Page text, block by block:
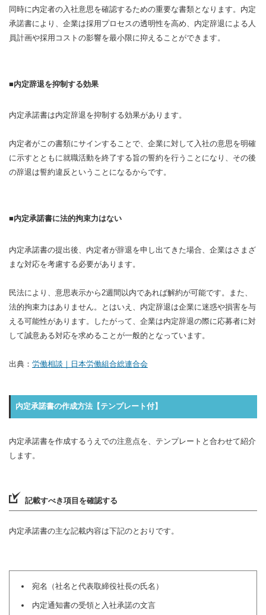
同時に内定者の入社意思を確認するための重要な書類となります。内定
承諾書により、企業は採用プロセスの透明性を高め、内定辞退による人
員計画や採用コストの影響を最小限に抑えることができます。
内定辞退を抑制する効果
内定承諾書は内定辞退を抑制する効果があります。
内定者がこの書類にサインすることで、企業に対して入社の意思を明確
に示すとともに就職活動を終了する旨の誓約を行うことになり、その後
の辞退は誓約違反ということになるからです。
内定承諾書に法的拘束力はない
内定承諾書の提出後、内定者が辞退を申し出てきた場合、企業はさまざ
まな対応を考慮する必要があります。
民法により、意思表示から2週間以内であれば解約が可能です。また、
法的拘束力はありません。とはいえ、内定辞退は企業に迷惑や損害を与
える可能性があります。したがって、企業は内定辞退の際に応募者に対
して誠意ある対応を求めることが一般的となっています。
出典： 労働相談｜日本労働組合総連合会
内定承諾書の作成方法【テンプレート付】
内定承諾書を作成するうえでの注意点を、テンプレートと合わせて紹介
します。
記載すべき項目を確認する
内定承諾書の主な記載内容は下記のとおりです。
宛名（社名と代表取締役社長の氏名）
内定通知書の受領と入社承諾の文言